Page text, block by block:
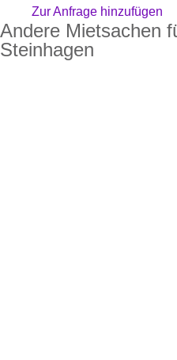
Zur Anfrage hinzufügen
Andere Mietsachen
Steinhagen